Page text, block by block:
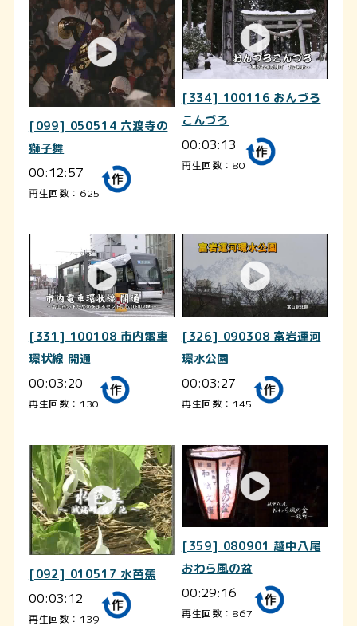
[099] 050514 六渡寺の
獅子舞
00:12:57
再生回数：625
[334] 100116 おんづろ
こんづろ
00:03:13
再生回数：80
[331] 100108 市内電車
環状線 開通
00:03:20
再生回数：130
[326] 090308 富岩運河
環水公園
00:03:27
再生回数：145
[092] 010517 水芭蕉
00:03:12
再生回数：139
[359] 080901 越中八尾
おわら風の盆
00:29:16
再生回数：867